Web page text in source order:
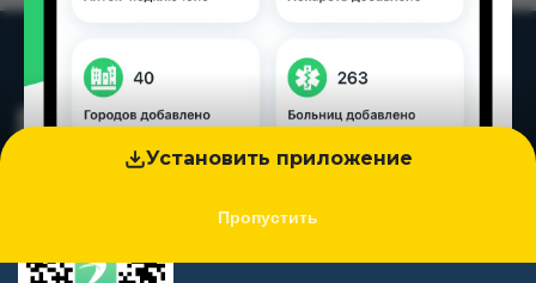
Установить приложение
Пропустить